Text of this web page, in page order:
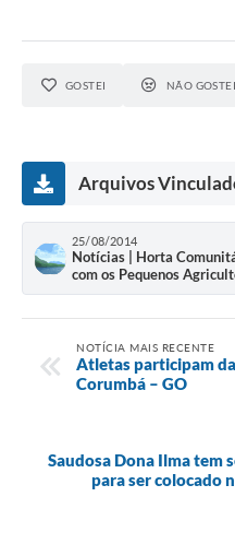
GOSTEI NÃO GOSTEI
Arquivos
25/08/2014
Notícias | Horta
com os Pequenos
NOTÍCIA MAIS RECENTE
Atletas participam
Corumbá – GO
Saudosa Dona Ilma tem
para ser colocado